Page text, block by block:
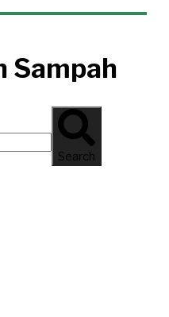
Sampah
Search